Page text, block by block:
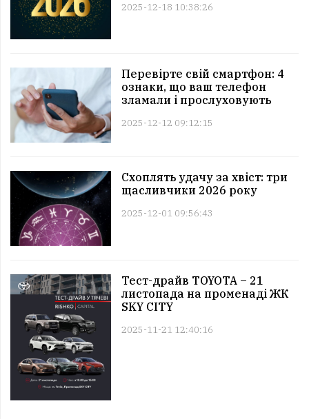
2025-12-18 10:38:26
Перевірте свій смартфон: 4
ознаки, що ваш телефон
зламали і прослуховують
2025-12-12 09:12:15
Схоплять удачу за хвіст: три
щасливчики 2026 року
2025-12-01 09:56:43
Тест-драйв TOYOTA – 21
листопада на променаді ЖК
SKY CITY
2025-11-21 12:40:16